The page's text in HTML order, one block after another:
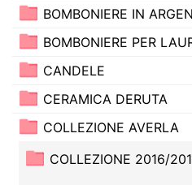
BOMBONIERE IN
BOMBONIERE PER
CANDELE
CERAMICA DERUTA
COLLEZIONE AVERLA
COLLEZIONE 2016/